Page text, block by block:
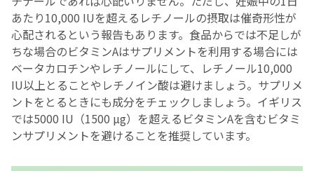
あたり10,000 IUを超えるレチノールの摂取は催奇形性が
心配されるという報告もあります。食品からでは不足しが
ちな場合のビタミンAはサプリメントを利用する場合には
ベータカロチンやレチノールにして、レチノール10,000
IU以上とることやレチノイン酸は避けましょう。サプリメ
ントをとるときにも成分をチェックしましょう。イギリス
では5000 IU（1500 µg）を超えるビタミンAを含むビタミ
ンサプリメントを避けることを推奨しています。